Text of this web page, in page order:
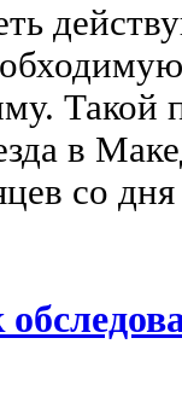
Такой
в
со дня